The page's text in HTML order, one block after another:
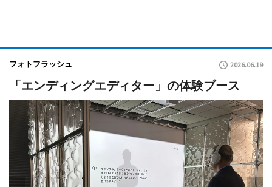
フォトフラッシュ 2026.06.19
「エンディングエディター」の体験ブース